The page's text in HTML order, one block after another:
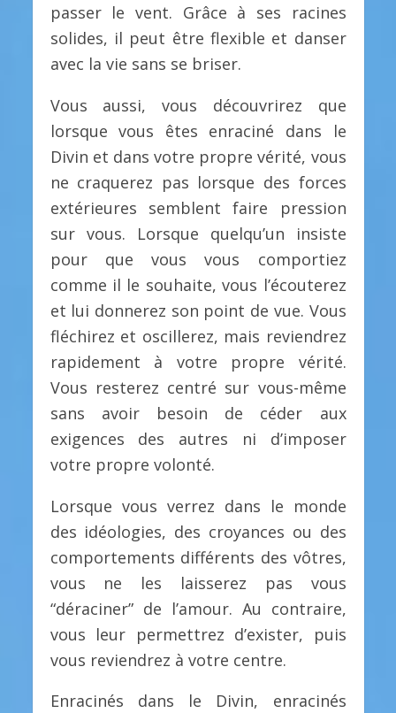
passer le vent. Grâce à ses racines
solides, il peut être flexible et danser
avec la vie sans se briser.
Vous aussi, vous découvrirez que
lorsque vous êtes enraciné dans le
Divin et dans votre propre vérité, vous
ne craquerez pas lorsque des forces
extérieures semblent faire pression
sur vous. Lorsque quelqu’un insiste
pour que vous vous comportiez
comme il le souhaite, vous l’écouterez
et lui donnerez son point de vue. Vous
fléchirez et oscillerez, mais reviendrez
rapidement à votre propre vérité.
Vous resterez centré sur vous-même
sans avoir besoin de céder aux
exigences des autres ni d’imposer
votre propre volonté.
Lorsque vous verrez dans le monde
des idéologies, des croyances ou des
comportements différents des vôtres,
vous ne les laisserez pas vous
“déraciner” de l’amour. Au contraire,
vous leur permettrez d’exister, puis
vous reviendrez à votre centre.
Enracinés dans le Divin, enracinés